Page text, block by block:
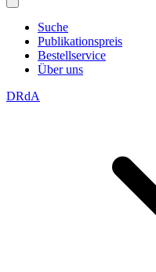
Suche
Publikationspreis
Bestellservice
Über uns
DRdA